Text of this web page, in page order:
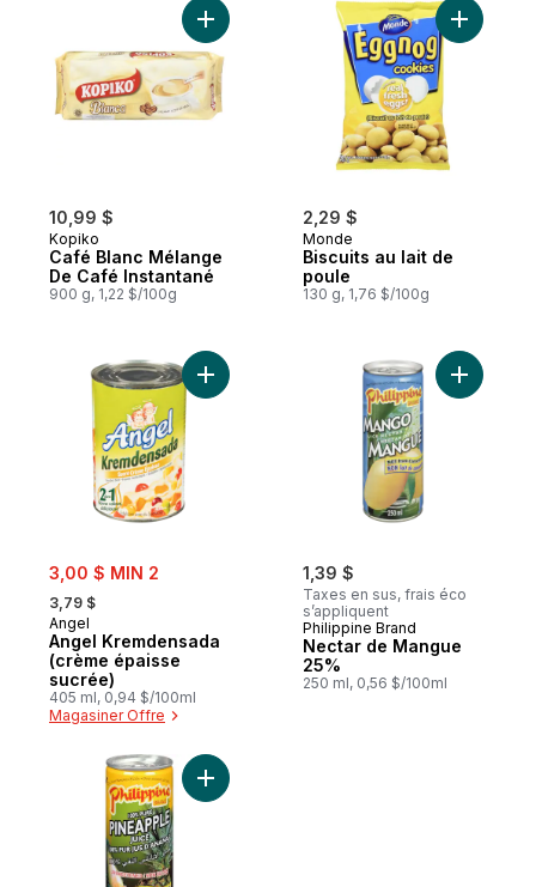
10,99 $
Kopiko
Café Blanc Mélange
De Café Instantané
900 g, 1,22 $/100g
Ajouter Café Blanc Mélange De Café
2,29 $
Monde
Biscuits au lait de
poule
130 g, 1,76 $/100g
Ajouter
sale:
3,00 $ MIN 2
, formerly:
3,79 $
Angel
Angel Kremdensada
(crème épaisse
sucrée)
405 ml, 0,94 $/100ml
Magasiner Offre
Ajouter Angel Kremdensada (crème
1,39 $
Taxes en sus, frais éco
s’appliquent
Philippine Brand
Nectar de Mangue
25%
250 ml, 0,56 $/100ml
Ajouter
Ajouter Jus d'Ananas 100% au panier